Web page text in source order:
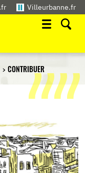
Villeurbanne.fr
CONTRIBUER